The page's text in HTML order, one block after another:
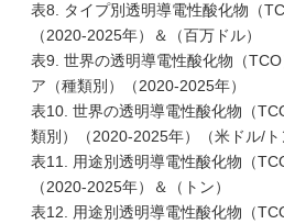
表8. タイプ別透明導電性酸化物（
（2020-2025年）＆（百万ドル）
表9. 世界の透明導電性酸化物（
ア（種類別）（2020-2025年）
表10. 世界の透明導電性酸化物（
類別）（2020-2025年）（米ドル/ト
表11. 用途別透明導電性酸化物（
（2020-2025年）＆（トン）
表12. 用途別透明導電性酸化物（